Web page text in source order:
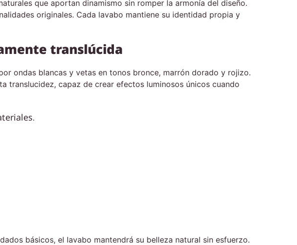
que aportan dinamismo sin romper la armonía del diseño.
originales. Cada lavabo mantiene su identidad propia y
translúcida
ondas blancas y vetas en tonos bronce, marrón dorado y rojizo.
translucidez, capaz de crear efectos luminosos únicos cuando
.
básicos, el lavabo mantendrá su belleza natural sin esfuerzo.